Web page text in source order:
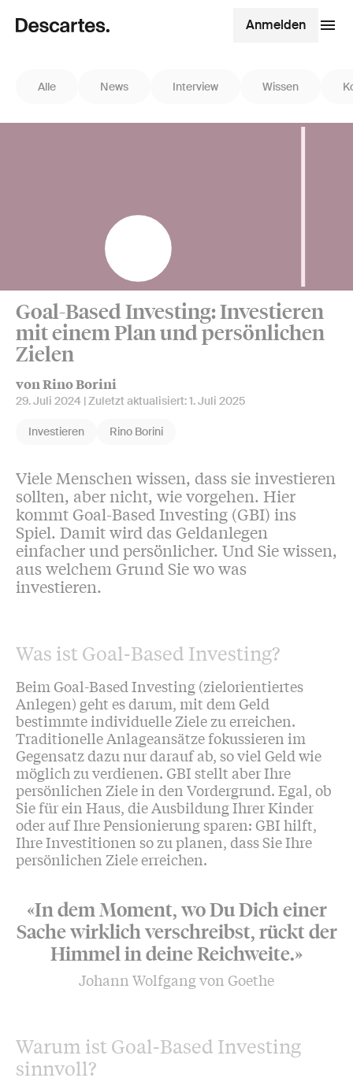
Anmelden
Alle News Interview Wissen
Goal-Based Investing: Investieren
mit einem Plan und persönlichen
Zielen
von Rino Borini
29. Juli 2024 | Zuletzt aktualisiert:1. Juli 2025
Investieren Rino Borini
Viele Menschen wissen, dass sie investieren
sollten, aber nicht, wie vorgehen. Hier
kommt Goal-Based Investing (GBI) ins
Spiel. Damit wird das Geldanlegen
einfacher und persönlicher. Und Sie wissen,
aus welchem Grund Sie wo was
investieren.
Was ist Goal-Based Investing?
Beim Goal-Based Investing (zielorientiertes
Anlegen) geht es darum, mit dem Geld
bestimmte individuelle Ziele zu erreichen.
Traditionelle Anlageansätze fokussieren im
Gegensatz dazu nur darauf ab, so viel Geld wie
möglich zu verdienen. GBI stellt aber Ihre
persönlichen Ziele in den Vordergrund. Egal, ob
Sie für ein Haus, die Ausbildung Ihrer Kinder
oder auf Ihre Pensionierung sparen: GBI hilft,
Ihre Investitionen so zu planen, dass Sie Ihre
persönlichen Ziele erreichen.
«In dem Moment, wo Du Dich einer
Sache wirklich verschreibst, rückt der
Himmel in deine Reichweite.»
Johann Wolfgang von Goethe
Warum ist Goal-Based Investing
sinnvoll?